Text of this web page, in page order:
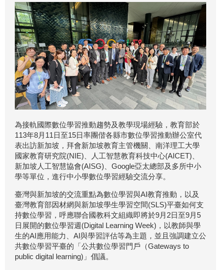
為接軌國際數位學習推動趨勢及教學現場經驗，教育部於
113年8月11日至15日率團偕各縣市數位學習推動辦公室代
表出訪新加坡，拜會新加坡教育主管機關、南洋理工大學
國家教育研究院(NIE)、人工智慧教育科技中心(AICET)、
新加坡人工智慧協會(AISG)、Google亞太總部及多所中小
學等單位，進行中小學數位學習經驗交流分享。
臺灣與新加坡的交流重點為數位學習與AI教育推動，以及
臺灣教育部因材網與新加坡學生學習空間(SLS)平臺如何支
持數位學習，呼應聯合國教科文組織即將於9月2日至9月5
日展開的數位學習週(Digital Learning Week)，以教師與學
生的AI應用能力、AI與學習評估等為主題，並且強調建立公
共數位學習平臺的「公共數位學習門戶（Gateways to
public digital learning)」倡議。